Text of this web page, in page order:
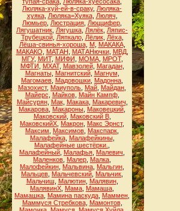
Люляка-хуй-ей-в-сраку, Люляка-
хуяка, Люляка=Хуяка, Люляч
Люмьер Люстрация Люццифер
Лягушатник Лягушка Лялёк Ляпис-
Трубецкой, Ляпкало, Лёлик, Лёха,
Лёша-свинья-хороша, М, МАКАКА,
МАКАКО
МАТАН МАТАНючки, МВД,
МГУ, МИТ, МИФИ МОМА, МРОТ,
МФТИ
МХАТ, Мавзолей, Магадан,
Магнаты, Магнитский, Магнум
Магомаев Мадовошки Мадонна
Мазохист, Маиуполь Май Майдан
Майерс
Майков, Майн Кампф,
Майсурян, Мак, Макака, Макаревич
Макарова Макароны Маковецкий
Маковский, Маковский В,
МаковскийХ Макрон Макс Эрнст,
Максим
Максимов Макспарк
Малафейка, Малафейкины,
Малафейные шестёрки.
Малафейный Малафья Малевич
Маленков Малер Малка
Малофейкин Мальвина Мальгин
Мальцев Мальчевский Мальчик
Мальчиш
Малютин, Малявин,
МалявинХ Мама Мамаша
Мамашка Мамина паскуда Маммен
Маммуся Стребкова, Мамонтов,